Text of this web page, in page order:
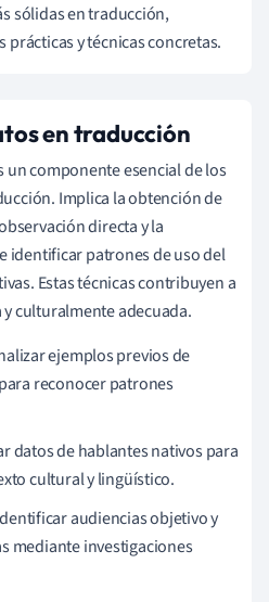
sólidas en traducción,
y técnicas concretas.
en traducción
un componente esencial de los
Implica la obtención de
directa y la
identificar patrones de uso del
Estas técnicas contribuyen a
culturalmente adecuada.
ejemplos previos de
reconocer patrones
datos de hablantes nativos para
cultural y lingüístico.
audiencias objetivo y
mediante investigaciones